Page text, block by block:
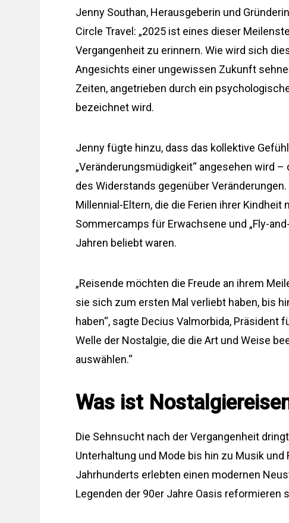
Jenny Southan, Herausgeberin und
Circle Travel: „2025 ist eines dieser
Vergangenheit zu erinnern. Wie wird sich
Angesichts einer ungewissen Zukunft
Zeiten, angetrieben durch ein
bezeichnet wird.
Jenny fügte hinzu, dass das kollektive
„Veränderungsmüdigkeit“ angesehen wird
des Widerstands gegenüber
Millennial-Eltern, die die Ferien ihrer Kindheit
Sommercamps für Erwachsene und „Fly-
Jahren beliebt waren.
„Reisende möchten die Freude an ihrem
sie sich zum ersten Mal verliebt haben, bis
haben“, sagte Decius Valmorbida, Präsident
Welle der Nostalgie, die die Art und Weise
auswählen.“
Was ist
Die Sehnsucht nach der Vergangenheit
Unterhaltung und Mode bis hin zu Musik und
Jahrhunderts erlebten einen modernen
Legenden der 90er Jahre Oasis reformieren